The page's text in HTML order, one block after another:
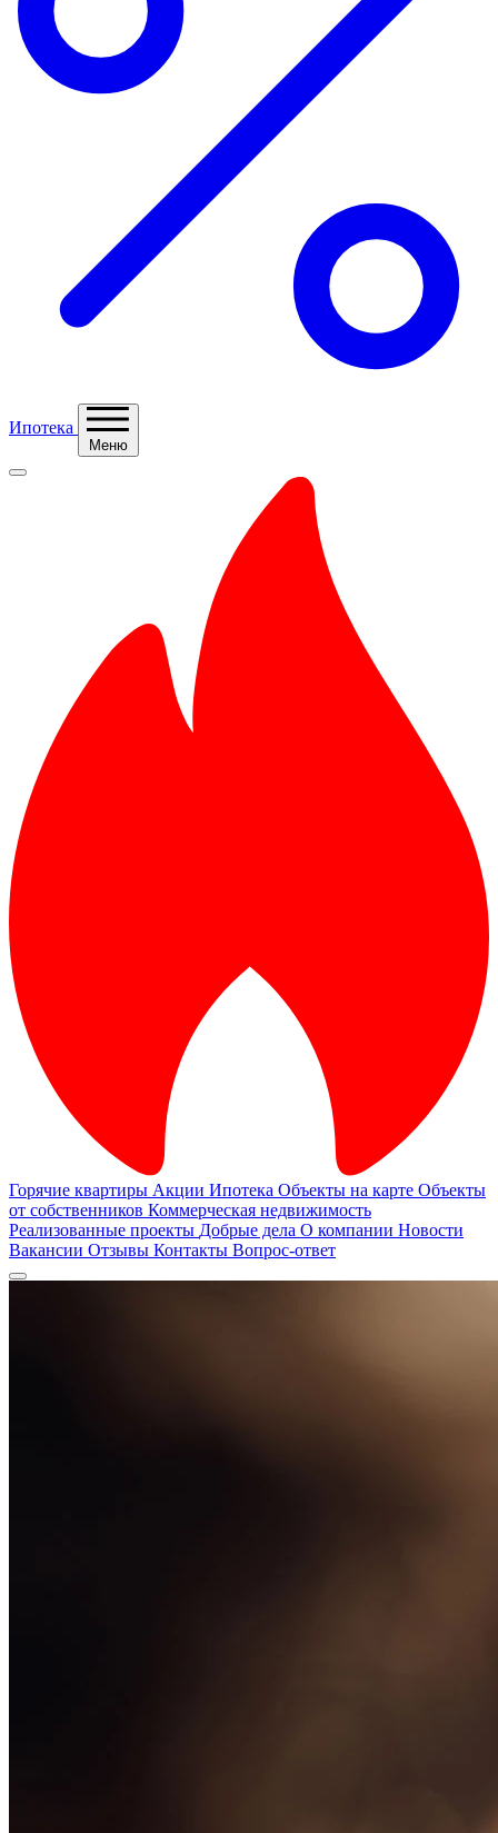
Ипотека
Меню
Горячие квартиры Акции Ипотека Объекты на карте Объекты
от собственников Коммерческая недвижимость
Реализованные проекты Добрые дела О компании Новости
Вакансии Отзывы Контакты Вопрос-ответ